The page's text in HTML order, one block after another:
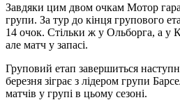
Завдяки цим двом очкам Мотор
групи. За тур до кінця групового
14 очок. Стільки ж у Ольборга, а у
але матч у запасі.
Груповий етап завершиться
березня зіграє з лідером групи
матчів у групі в цьому сезоні.